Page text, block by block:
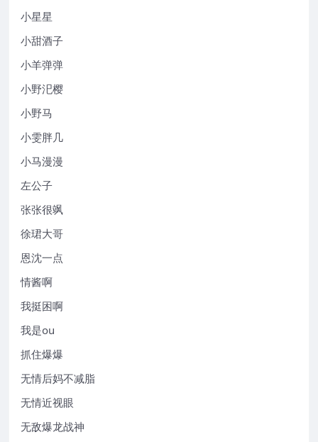
小星星
小甜酒子
小羊弹弹
小野汜樱
小野马
小雯胖几
小马漫漫
左公子
张张很飒
徐珺大哥
恩沈一点
情酱啊
我挺困啊
我是ou
抓住爆爆
无情后妈不减脂
无情近视眼
无敌爆龙战神